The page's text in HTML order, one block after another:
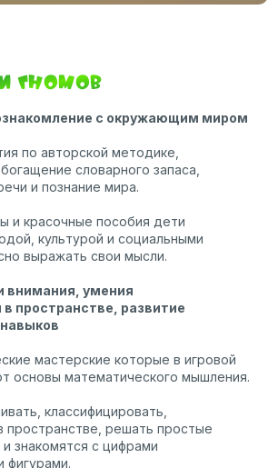
гномов
с окружающим миром
по авторской методике,
словарного запаса,
и познание мира.
и красочные пособия дети
культурой и социальными
выражать свои мысли.
внимания, умения
пространстве, развитие
мастерские которые в игровой
основы математического мышления.
классифицировать,
пространстве, решать простые
знакомятся с цифрами
фигурами.